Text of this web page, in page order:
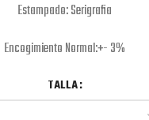
Estampado: Serigrafia
Encogimiento Normal:+- 3%
TALLA